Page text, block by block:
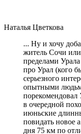
Наталья Цветкова
... Ну и хочу
житель Сочи или
пределами
про Урал (кого
серьезного
опытными
порекомендовал
в очередной
июньские
повидать новое
дня 75 км по